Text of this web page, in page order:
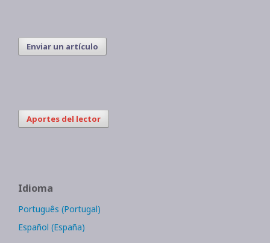
Enviar un artículo
Aportes del lector
Idioma
Português (Portugal)
Español (España)